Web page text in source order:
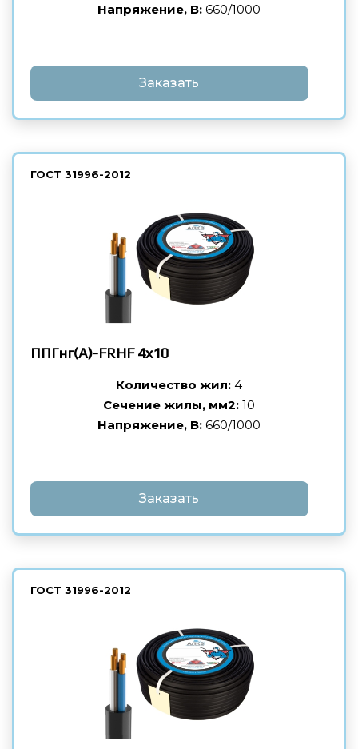
Напряжение, В: 660/1000
Заказать
ГОСТ 31996-2012
ППГнг(А)-FRHF4х10
Количество жил: 4
Сечение жилы, мм2: 10
Напряжение, В: 660/1000
Заказать
ГОСТ 31996-2012